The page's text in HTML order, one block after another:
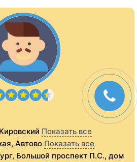
Показать все
Автово Показать все
Большой проспект П.С., дом